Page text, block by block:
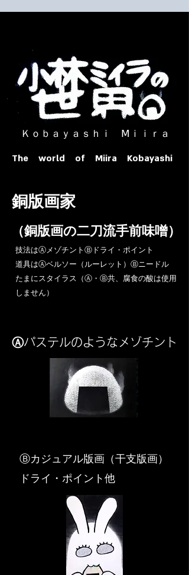
ｏｂａｙａｓｈｉ Ⅿｉｉｒａ​
The world of Miira Kobayashi
​銅版画家
​（銅版画の二刀流手前味噌）
​技法はⒶメゾチントⒷドライ・ポイント
道具はⒶベルソー（ルーレット）Ⓑニードル
​たまにスタイラス（Ⓐ・Ⓑ共、腐食の酸は使用
しません）
Ⓐパステルのようなメゾチント
​Ⓑカジュアル版画（干支版画）
ドライ・ポイント他